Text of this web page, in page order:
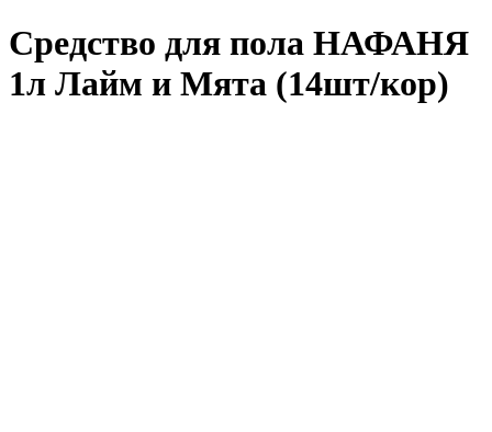
Средство для пола НАФАНЯ
1л Лайм и Мята (14шт/кор)